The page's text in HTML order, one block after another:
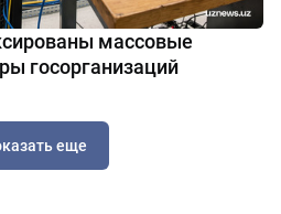
массовые
госорганизаций
еще